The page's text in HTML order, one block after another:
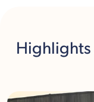
Highlights